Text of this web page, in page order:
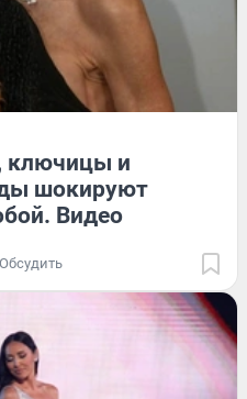
ключицы и
шокируют
Видео
Обсудить